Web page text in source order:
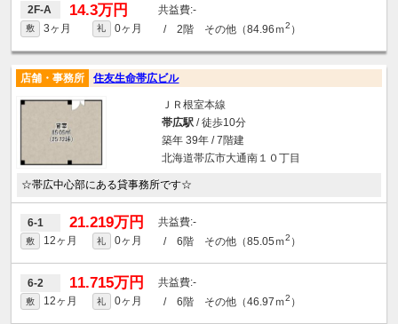
2F-A 14.3万円 -
敷 3ヶ月 礼 0ヶ月 / 2階 その他（84.96ｍ2 ）
店舗・事務所 住友生命帯広ビル
ＪＲ根室本線
帯広駅/ 徒歩10分
築年 39年 / 7階建
北海道帯広市大通南１０丁目
☆帯広中心部にある貸事務所です☆
6-1 21.219万円 -
敷 12ヶ月 礼 0ヶ月 / 6階 その他（85.05ｍ2 ）
6-2 11.715万円 -
敷 12ヶ月 礼 0ヶ月 / 6階 その他（46.97ｍ2 ）